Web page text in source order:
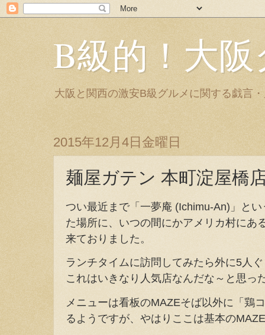
B級的！大
大阪と関西の激安B級グルメに関する戯言
2015年12月4日金曜日
麺屋ガテン 本町淀屋橋
つい最近まで「一夢庵 (Ichimu-An)」と
た場所に、いつの間にかアメリカ村にあ
来ておりました。
ランチタイムに訪問してみたら外に5人
これはいきなり人気店なんだな～と思っ
メニューは看板のMAZEそば以外に「鶏
るようですが、やはりここは基本の